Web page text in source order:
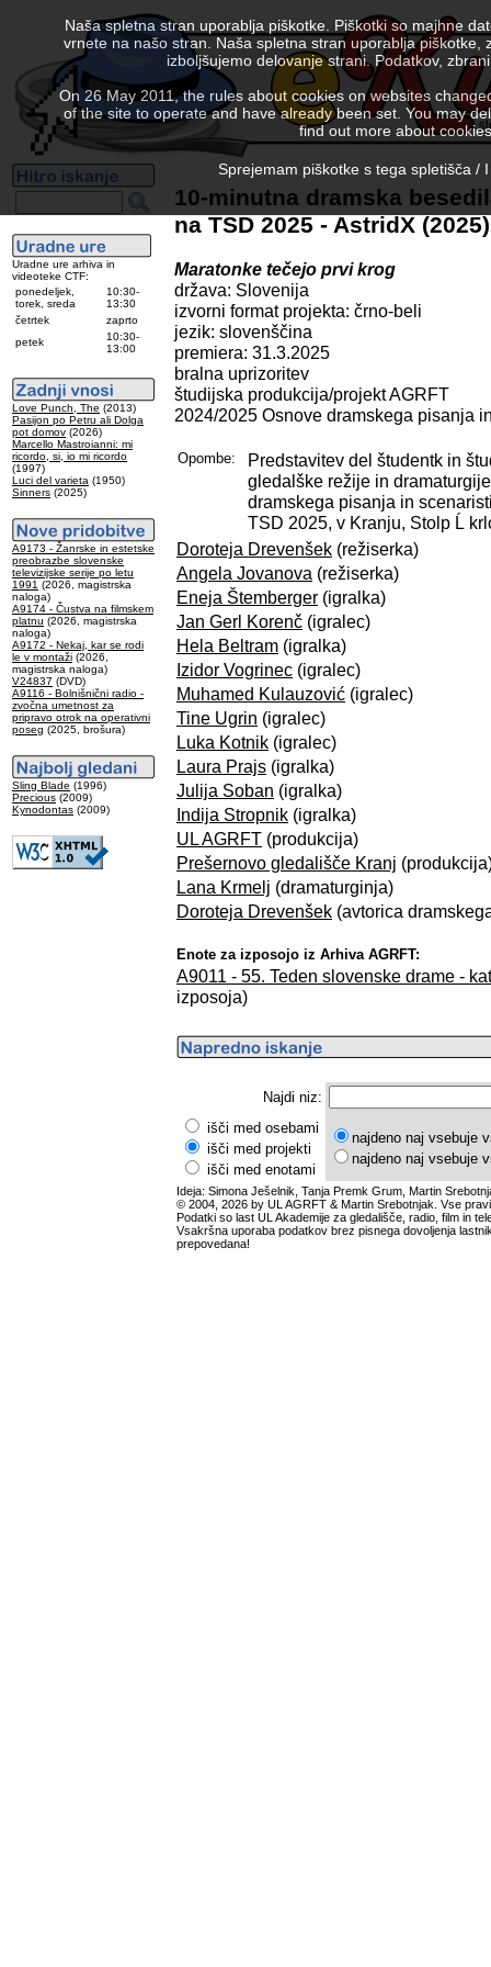
Uradne ure arhiva in
videoteke CTF:
ponedeljek,
torek, sreda
10:30-
13:30
četrtek
zaprto
petek
10:30-
13:00
Love Punch, The (2013)
Pasijon po Petru ali Dolga
pot domov (2026)
Marcello Mastroianni: mi
ricordo, si, io mi ricordo
(1997)
Luci del varieta (1950)
Sinners (2025)
A9173 - Žanrske in estetske
preobrazbe slovenske
televizijske serije po letu
1991 (2026, magistrska
naloga)
A9174 - Čustva na filmskem
platnu (2026, magistrska
naloga)
A9172 - Nekaj, kar se rodi
le v montaži (2026,
magistrska naloga)
V24837 (DVD)
A9116 - Bolnišnični radio -
zvočna umetnost za
pripravo otrok na operativni
poseg (2025, brošura)
Sling Blade (1996)
Precious (2009)
Kynodontas (2009)
10-minutna dramska
na TSD 2025 - AstridX (2025)
Maratonke tečejo prvi krog
država: Slovenija
izvorni format projekta: črno-beli
jezik: slovenščina
premiera: 31.3.2025
bralna uprizoritev
študijska produkcija/projekt AGRFT
2024/2025 Osnove dramskega pisanja
Opombe:
Predstavitev del študentk in
gledalške režije in
dramskega pisanja in
TSD 2025, v Kranju, Stolp Ĺ
Doroteja Drevenšek (režiserka)
Angela Jovanova (režiserka)
Eneja Štemberger (igralka)
Jan Gerl Korenč (igralec)
Hela Beltram (igralka)
Izidor Vogrinec (igralec)
Muhamed Kulauzović (igralec)
Tine Ugrin (igralec)
Luka Kotnik (igralec)
Laura Prajs (igralka)
Julija Soban (igralka)
Indija Stropnik (igralka)
UL AGRFT (produkcija)
Prešernovo gledališče Kranj
Lana Krmelj (dramaturginja)
Doroteja Drevenšek (avtorica
Enote za izposojo iz Arhiva AGRFT:
A9011 - 55. Teden slovenske drame -
izposoja)
Najdi niz:
išči med osebami
išči med projekti
išči med enotami
najdeno naj vsebuje
najdeno naj vsebuje
Ideja: Simona Ješelnik, Tanja Premk Grum, Martin
© 2004, 2026 by UL AGRFT & Martin Srebotnjak. Vse
Podatki so last UL Akademije za gledališče, radio, film in
Vsakršna uporaba podatkov brez pisnega dovoljenja
prepovedana!
Naša spletna stran uporablja piškotke. Piškotki so majhne
vrnete na našo stran. Naša spletna stran uporablja
izboljšujemo delovanje strani. Podatkov,
On 26 May 2011, the rules about cookies on websites
of the site to operate and have already been set. You may
find out more about
Sprejemam piškotke s tega spletišča /